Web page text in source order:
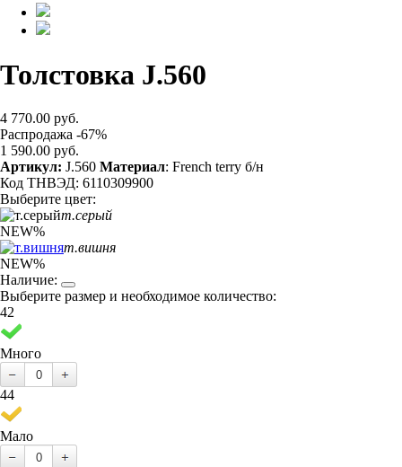
Толстовка J.560
4 770.00 руб.
Распродажа -67%
1 590.00 руб.
Артикул: J.560 Материал: French terry б/н
Код ТНВЭД: 6110309900
Выберите цвет:
т.серый
NEW%
т.вишня
NEW%
Наличие:
Выберите размер и необходимое количество:
42
Много
44
Мало